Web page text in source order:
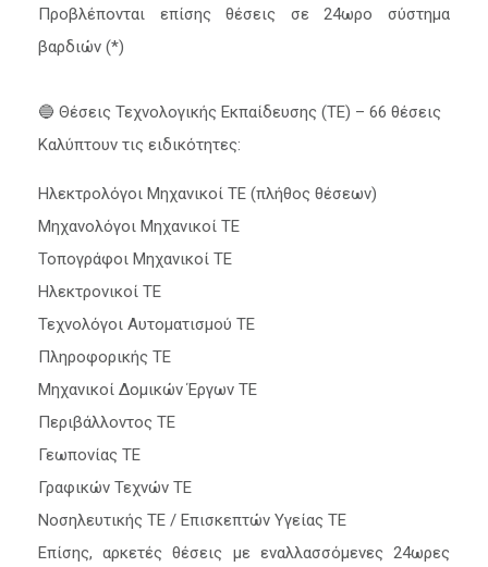
Προβλέπονται επίσης θέσεις σε 24ωρο σύστημα
βαρδιών (*)
🔵 Θέσεις Τεχνολογικής Εκπαίδευσης (ΤΕ) – 66 θέσεις
Καλύπτουν τις ειδικότητες:
Ηλεκτρολόγοι Μηχανικοί ΤΕ (πλήθος θέσεων)
Μηχανολόγοι Μηχανικοί ΤΕ
Τοπογράφοι Μηχανικοί ΤΕ
Ηλεκτρονικοί ΤΕ
Τεχνολόγοι Αυτοματισμού ΤΕ
Πληροφορικής ΤΕ
Μηχανικοί Δομικών Έργων ΤΕ
Περιβάλλοντος ΤΕ
Γεωπονίας ΤΕ
Γραφικών Τεχνών ΤΕ
Νοσηλευτικής ΤΕ / Επισκεπτών Υγείας ΤΕ
Επίσης, αρκετές θέσεις με εναλλασσόμενες 24ωρες